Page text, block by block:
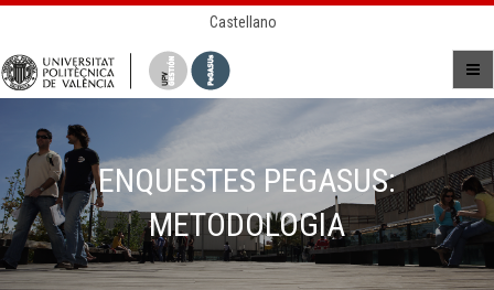
Castellano
ENQUESTES PEGASUS:
METODOLOGIA